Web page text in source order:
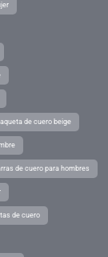
de cuero beige
de cuero para hombres
de cuero